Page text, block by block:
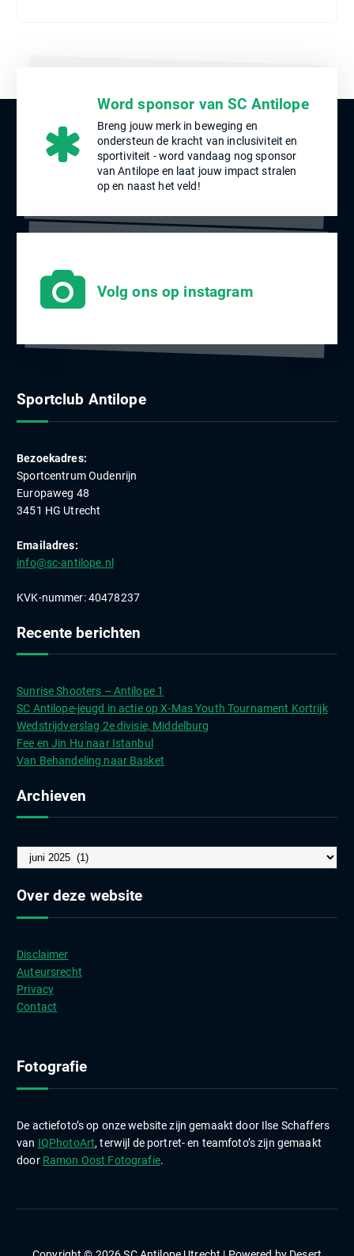
Word sponsor van SC Antilope
Breng jouw merk in beweging en
ondersteun de kracht van inclusiviteit en
sportiviteit - word vandaag nog sponsor
van Antilope en laat jouw impact stralen
op en naast het veld!
Volg ons op instagram
Sportclub Antilope
Bezoekadres:
Sportcentrum Oudenrijn
Europaweg 48
3451 HG Utrecht
Emailadres:
info@sc-antilope.nl
KVK-nummer: 40478237
Recente berichten
Sunrise Shooters – Antilope 1
SC Antilope-jeugd in actie op X-Mas Youth Tournament Kortrijk
Wedstrijdverslag 2e divisie, Middelburg
Fee en Jin Hu naar Istanbul
Van Behandeling naar Basket
Archieven
r
c
v
e
n
Over deze website
Disclaimer
Auteursrecht
Privacy
Contact
Fotografie
De actiefoto’s op onze website zijn gemaakt door Ilse Schaffers
van IQPhotoArt, terwijl de portret- en teamfoto’s zijn gemaakt
door Ramon Oost Fotografie.